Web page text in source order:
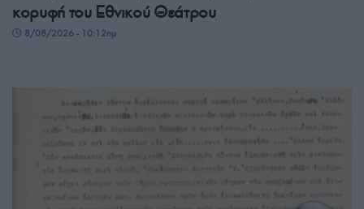
κορυφή του Εθνικού Θεάτρου
8/08/2026 - 10:12πμ